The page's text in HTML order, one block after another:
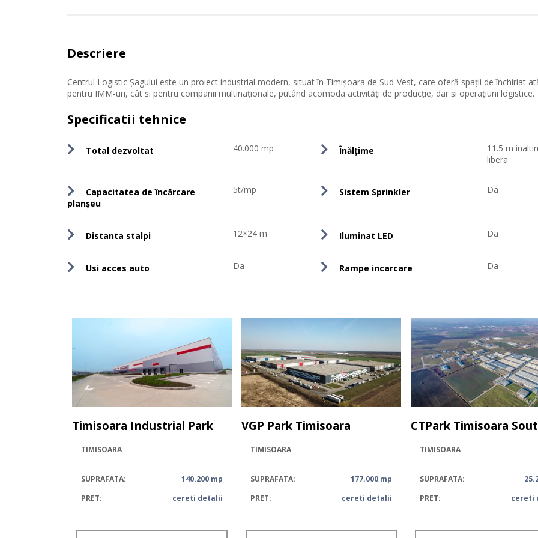
Descriere
Centrul Logistic Șagului este un proiect industrial modern, situat în Timișoara de Sud-Vest, care oferă spații de închiriat
pentru IMM-uri, cât și pentru companii multinaționale, putând acomoda activități de producție, dar și operațiuni logistice.
Specificatii tehnice
Total dezvoltat 40.000 mp Înălțime
11.5 m
libera
Capacitatea de încărcare
planşeu
5t/mp Sistem Sprinkler Da
Distanta stalpi 12×24 m Iluminat LED Da
Usi acces auto Da Rampe incarcare Da
Timisoara Industrial Park
TIMISOARA
SUPRAFATA:
140.200 mp
PRET:
cereti detalii
VGP Park Timisoara
TIMISOARA
SUPRAFATA:
177.000 mp
PRET:
cereti detalii
CTPark Timisoara
TIMISOARA
SUPRAFATA:
PRET:
cereti